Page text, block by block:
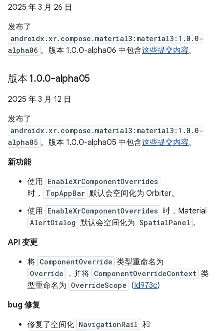
2025 年 3 月 26 日
发布了
androidx.xr.compose.material3:material3:1.0.0-
alpha06 。版本 1.0.0-alpha06 中包含这些提交内容。
版本 1.0.0-alpha05
2025 年 3 月 12 日
发布了
androidx.xr.compose.material3:material3:1.0.0-
alpha05 。版本 1.0.0-alpha05 中包含这些提交内容。
新功能
使用 EnableXrComponentOverrides
时， TopAppBar 默认会空间化为 Orbiter。
使用 EnableXrComponentOverrides 时，Material
AlertDialog 默认会空间化为 SpatialPanel 。
API 变更
将 ComponentOverride 类型重命名为
Override ，并将 ComponentOverrideContext 类
型重命名为 OverrideScope (Id973c)
bug 修复
修复了空间化 NavigationRail 和